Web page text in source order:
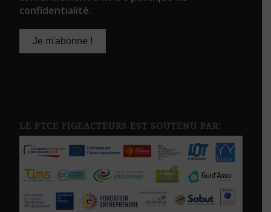
confidentialité.
LE PTCE FIGEACTEURS EST SOUTENU PAR: